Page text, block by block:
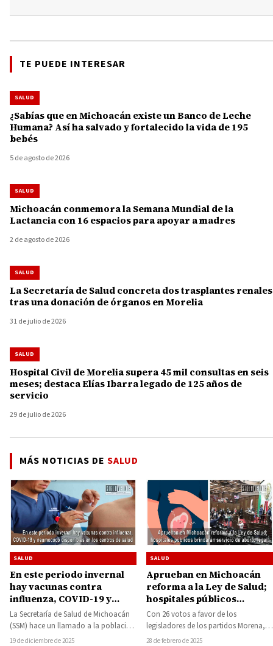
TE PUEDE INTERESAR
SALUD
¿Sabías que en Michoacán existe un Banco de Leche
Humana? Así ha salvado y fortalecido la vida de 195
bebés
5 de agosto de 2026
SALUD
Michoacán conmemora la Semana Mundial de la
Lactancia con 16 espacios para apoyar a madres
2 de agosto de 2026
SALUD
La Secretaría de Salud concreta dos trasplantes renales
tras una donación de órganos en Morelia
31 de julio de 2026
SALUD
Hospital Civil de Morelia supera 45 mil consultas en seis
meses; destaca Elías Ibarra legado de 125 años de
servicio
29 de julio de 2026
MÁS NOTICIAS DE SALUD
SALUD
En este periodo invernal
hay vacunas contra
influenza, COVID-19 y
neumococo disponibles en
los centros de salud
La Secretaría de Salud de Michoacán
(SSM) hace un llamado a la población
para que aproveche este periodo…
19 de diciembre de 2025
SALUD
Aprueban en Michoacán
reforma a la Ley de Salud;
hospitales públicos
brindarán servicio de
aborto legal
Con 26 votos a favor de los
legisladores de los partidos Morena,
Partido del Trabajo (PT), Partido
28 de febrero de 2025